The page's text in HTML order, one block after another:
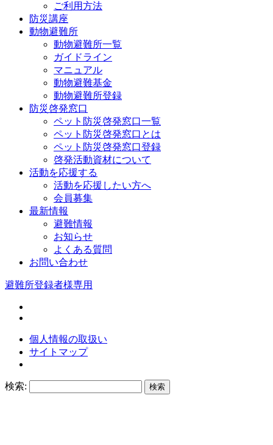
ご利用方法
防災講座
動物避難所
動物避難所一覧
ガイドライン
マニュアル
動物避難基金
動物避難所登録
防災啓発窓口
ペット防災啓発窓口一覧
ペット防災啓発窓口とは
ペット防災啓発窓口登録
啓発活動資材について
活動を応援する
活動を応援したい方へ
会員募集
最新情報
避難情報
お知らせ
よくある質問
お問い合わせ
避難所登録者様専用
個人情報の取扱い
サイトマップ
検索: